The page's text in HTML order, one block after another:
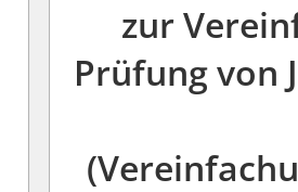
zur
Prüfung von